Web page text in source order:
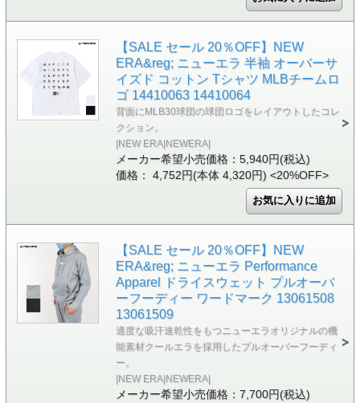
【SALE セール 20％OFF】NEW
ERA&reg; ニューエラ 半袖 オーバーサ
イズド コットン Tシャツ MLBチームロ
ゴ 14410063 14410064
背面にMLB30球団の球団ロゴをレイアウトしたコレ
クション。
|NEW ERA|NEWERA|
メーカー希望小売価格：5,940円(税込)
価格： 4,752円(本体 4,320円) <20%OFF>
【SALE セール 20％OFF】NEW
ERA&reg; ニューエラ Performance
Apparel ドライスウェット プルオーバ
ーフーディー ワードマーク 13061508
13061509
適度な吸汗速乾性をもつニューエラオリジナルの機
能素材クールエラを採用したプルオーバーフーディ
ー。
|NEW ERA|NEWERA|
メーカー希望小売価格：7,700円(税込)